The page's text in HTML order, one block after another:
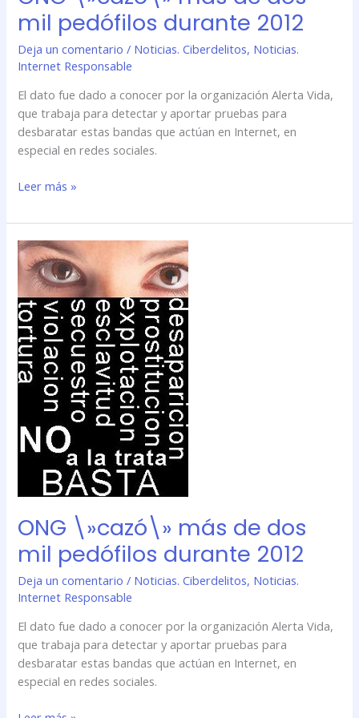
mil pedófilos durante 2012
Deja un comentario / Noticias. Ciberdelitos, Noticias.
Internet Responsable
El dato fue dado a conocer por la organización Alerta Vida,
que trabaja para detectar y aportar pruebas para
desbaratar estas bandas que actúan en Internet, en
especial en redes sociales.
Leer más »
ONG \»cazó\» más de dos
mil pedófilos durante 2012
Deja un comentario / Noticias. Ciberdelitos, Noticias.
Internet Responsable
El dato fue dado a conocer por la organización Alerta Vida,
que trabaja para detectar y aportar pruebas para
desbaratar estas bandas que actúan en Internet, en
especial en redes sociales.
ONG
\»cazó\»
más
de
dos
mil
pedófilos
durante